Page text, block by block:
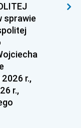
sprawie
r.,
r.,